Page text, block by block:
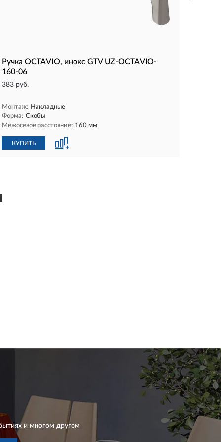
Ручка OCTAVIO, инокс GTV UZ-OCTAVIO-
160-06
383 руб.
Монтаж: Накладные
Форма: Скобы
Межосевое расстояние: 160 мм
КУПИТЬ
и многом другом